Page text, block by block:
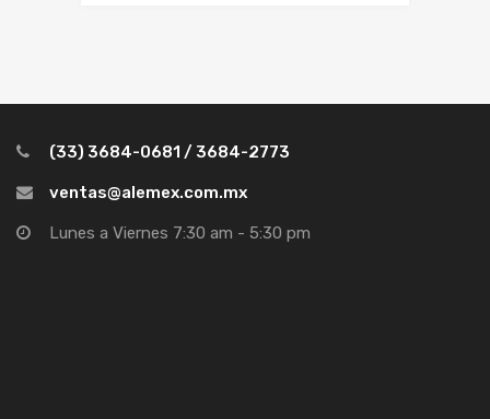
(33) 3684-0681 / 3684-2773
ventas@alemex.com.mx
Lunes a Viernes 7:30 am - 5:30 pm